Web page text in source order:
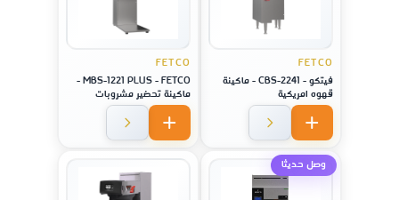
FETCO
فيتكو - CBS-2241 - ماكينة
قهوه امريكية
FETCO
MBS-1221 PLUS - FETCO -
ماكينة تحضير مشروبات
مختلفة
وصل حديثا